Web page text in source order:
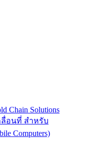
Chain Solutions
อนที่ สำหรับ
Computers)